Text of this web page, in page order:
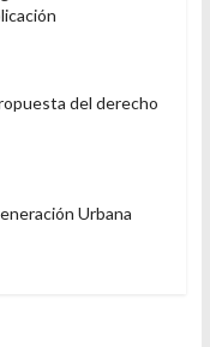
del derecho
Urbana